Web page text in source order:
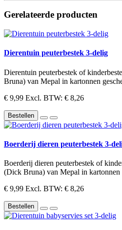
Gerelateerde producten
Dierentuin peuterbestek 3-delig
Dierentuin peuterbestek of
Bruna) van Mepal in kartonnen
€ 9,99 Excl. BTW: € 8,26
Bestellen
Boerderij dieren peuterbestek 3-
Boerderij dieren peuterbestek of
(Dick Bruna) van Mepal in kartonnen
€ 9,99 Excl. BTW: € 8,26
Bestellen